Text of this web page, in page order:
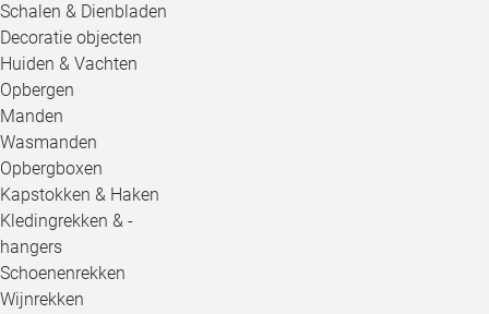
Schalen & Dienbladen
Decoratie objecten
Huiden & Vachten
Opbergen
Manden
Wasmanden
Opbergboxen
Kapstokken & Haken
Kledingrekken & -
hangers
Schoenenrekken
Wijnrekken